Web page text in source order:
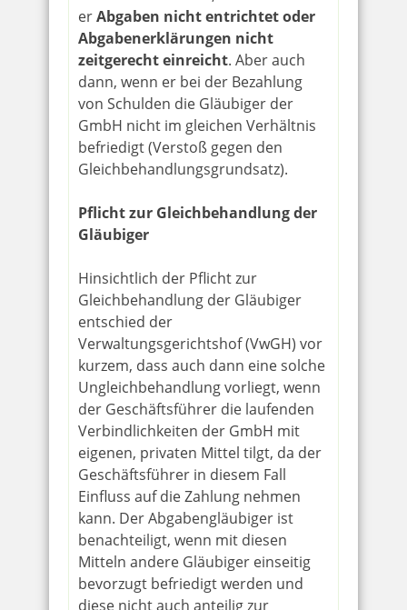
erAbgaben nicht entrichtet oder
Abgabenerklärungen nicht
zeitgerecht einreicht. Aber auch
dann, wenn er bei der Bezahlung
von Schulden die Gläubiger der
GmbH nicht im gleichen Verhältnis
befriedigt (Verstoß gegen den
Gleichbehandlungsgrundsatz).
Pflicht zur Gleichbehandlung der
Gläubiger
Hinsichtlich der Pflicht zur
Gleichbehandlung der Gläubiger
entschied der
Verwaltungsgerichtshof (VwGH) vor
kurzem, dass auch dann eine solche
Ungleichbehandlung vorliegt, wenn
der Geschäftsführer die laufenden
Verbindlichkeiten der GmbH mit
eigenen, privaten Mittel tilgt, da der
Geschäftsführer in diesem Fall
Einfluss auf die Zahlung nehmen
kann. Der Abgabengläubiger ist
benachteiligt, wenn mit diesen
Mitteln andere Gläubiger einseitig
bevorzugt befriedigt werden und
diese nicht auch anteilig zur